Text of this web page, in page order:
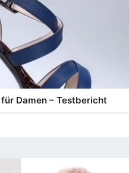
Damen – Testbericht